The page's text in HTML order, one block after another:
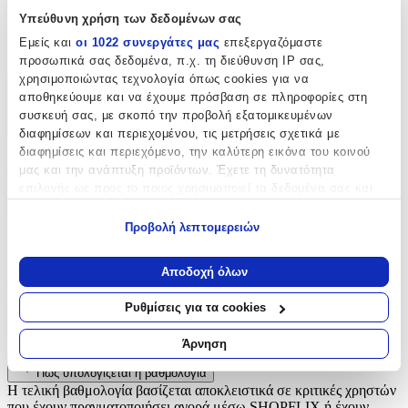
Υπεύθυνη χρήση των δεδομένων σας
Εμείς και οι 1022 συνεργάτες μας επεξεργαζόμαστε
προσωπικά σας δεδομένα, π.χ. τη διεύθυνση IP σας,
χρησιμοποιώντας τεχνολογία όπως cookies για να
αποθηκεύουμε και να έχουμε πρόσβαση σε πληροφορίες στη
συσκευή σας, με σκοπό την προβολή εξατομικευμένων
διαφημίσεων και περιεχομένου, τις μετρήσεις σχετικά με
διαφημίσεις και περιεχόμενο, την καλύτερη εικόνα του κοινού
μας και την ανάπτυξη προϊόντων. Έχετε τη δυνατότητα
Να συλλέξουμε πληροφορίες σχετικά με τη γεωγραφική
σας τοποθεσία, οι οποίες μπορεί να είναι ακριβείς σε
απόσταση μερικών μέτρων
Να αναγνωρίσουμε τη συσκευή σας σαρώνοντας ενεργά
για συγκεκριμένα χαρακτηριστικά (δακτυλικό αποτύπωμα)
Μάθετε περισσότερα σχετικά με τον τρόπο επεξεργασίας των
προσωπικών σας δεδομένων και καθορίστε τις προτιμήσεις σας
στηνενότητα “Λεπτομέρειες”. Μπορείτε να αλλάξετε ή να
Προβολή λεπτομερειών
Αποδοχή όλων
Ρυθμίσεις για τα cookies
Άρνηση
Είδος:
Ρέλια
Χαρακτηριστικά
Χαρακτηριστικά
Αξιολογήσεις
Προς το παρόν δεν υπάρχουν άλλες αξιολογήσεις. Όταν
προστεθούν, θα εμφανιστούν εδώ.
Πώς υπολογίζεται η βαθμολογία
Η τελική βαθμολογία βασίζεται αποκλειστικά σε κριτικές χρηστών